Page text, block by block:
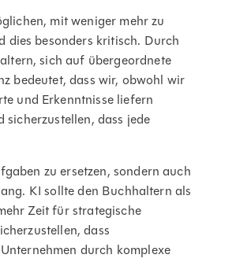
mit weniger mehr zu
dies besonders kritisch. Durch
sich auf übergeordnete
bedeutet, dass wir, obwohl wir
und Erkenntnisse liefern
dass jede
zu ersetzen, sondern auch
KI sollte den Buchhaltern als
Zeit für strategische
dass
durch komplexe